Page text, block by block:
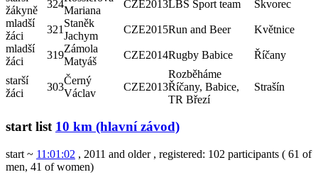
žákyně
324
Mariana
CZE2013LBS Sport team
Škvorec
mladší
žáci
321
Staněk
Jachym
CZE2015Run and Beer
Květnice
mladší
žáci
319
Zámola
Matyáš
CZE2014Rugby Babice Říčany
starší
žáci
303
Černý
Václav
CZE2013
Rozběháme
Říčany, Babice,
TR Březí
Strašín
start list 10 km (hlavní závod)
start ~ 11:01:02 , 2011 and older, registered: 102 participants ( 61 of
men, 41 of women)